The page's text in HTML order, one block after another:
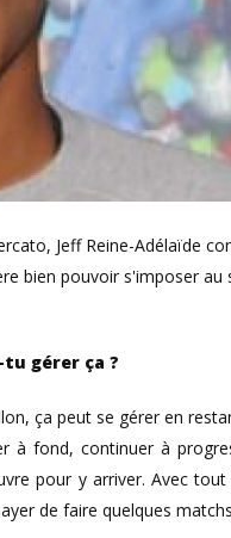
Jeff Reine-Adélaïde
bien pouvoir s'imposer au
gérer ça ?
ça peut se gérer en
à fond, continuer à
pour y arriver. Avec tout
de faire quelques